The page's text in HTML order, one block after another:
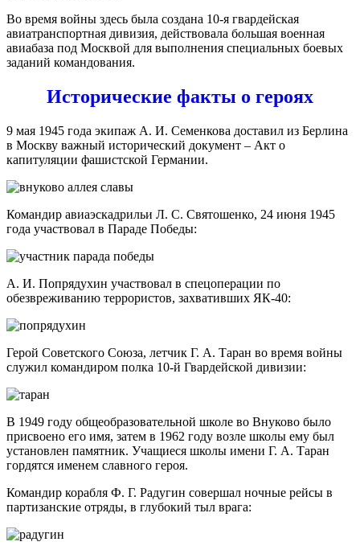
Во время войны здесь была создана 10-я гвардейская
авиатранспортная дивизия, действовала большая военная
авиабаза под Москвой для выполнения специальных боевых
заданий командования.
Исторические факты о героях
9 мая 1945 года экипаж А. И. Семенкова доставил из Берлина
в Москву важный исторический документ – Акт о
капитуляции фашистской Германии.
Командир авиаэскадрильи Л. С. Святошенко, 24 июня 1945
года участвовал в Параде Победы:
А. И. Попрядухин участвовал в спецоперации по
обезвреживанию террористов, захвативших ЯК-40:
Герой Советского Союза, летчик Г. А. Таран во время войны
служил командиром полка 10-й Гвардейской дивизии:
В 1949 году общеобразовательной школе во Внуково было
присвоено его имя, затем в 1962 году возле школы ему был
установлен памятник. Учащиеся школы имени Г. А. Таран
гордятся именем славного героя.
Командир корабля Ф. Г. Радугин совершал ночные рейсы в
партизанские отряды, в глубокий тыл врага: